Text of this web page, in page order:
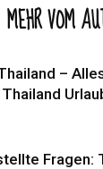
MEHR VOM
–
Fragen: